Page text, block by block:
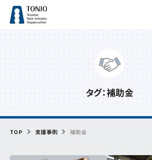
情報公開
交通アクセス
目的からさがす
補助金・助成金を活用したい
産学官連携
研究会 販路開拓
デジタル
デジタル技術 トランスフォーメーション
リバイバル
再起支援 緊急支援
タグ：補助金
TOP 支援事例 補助金